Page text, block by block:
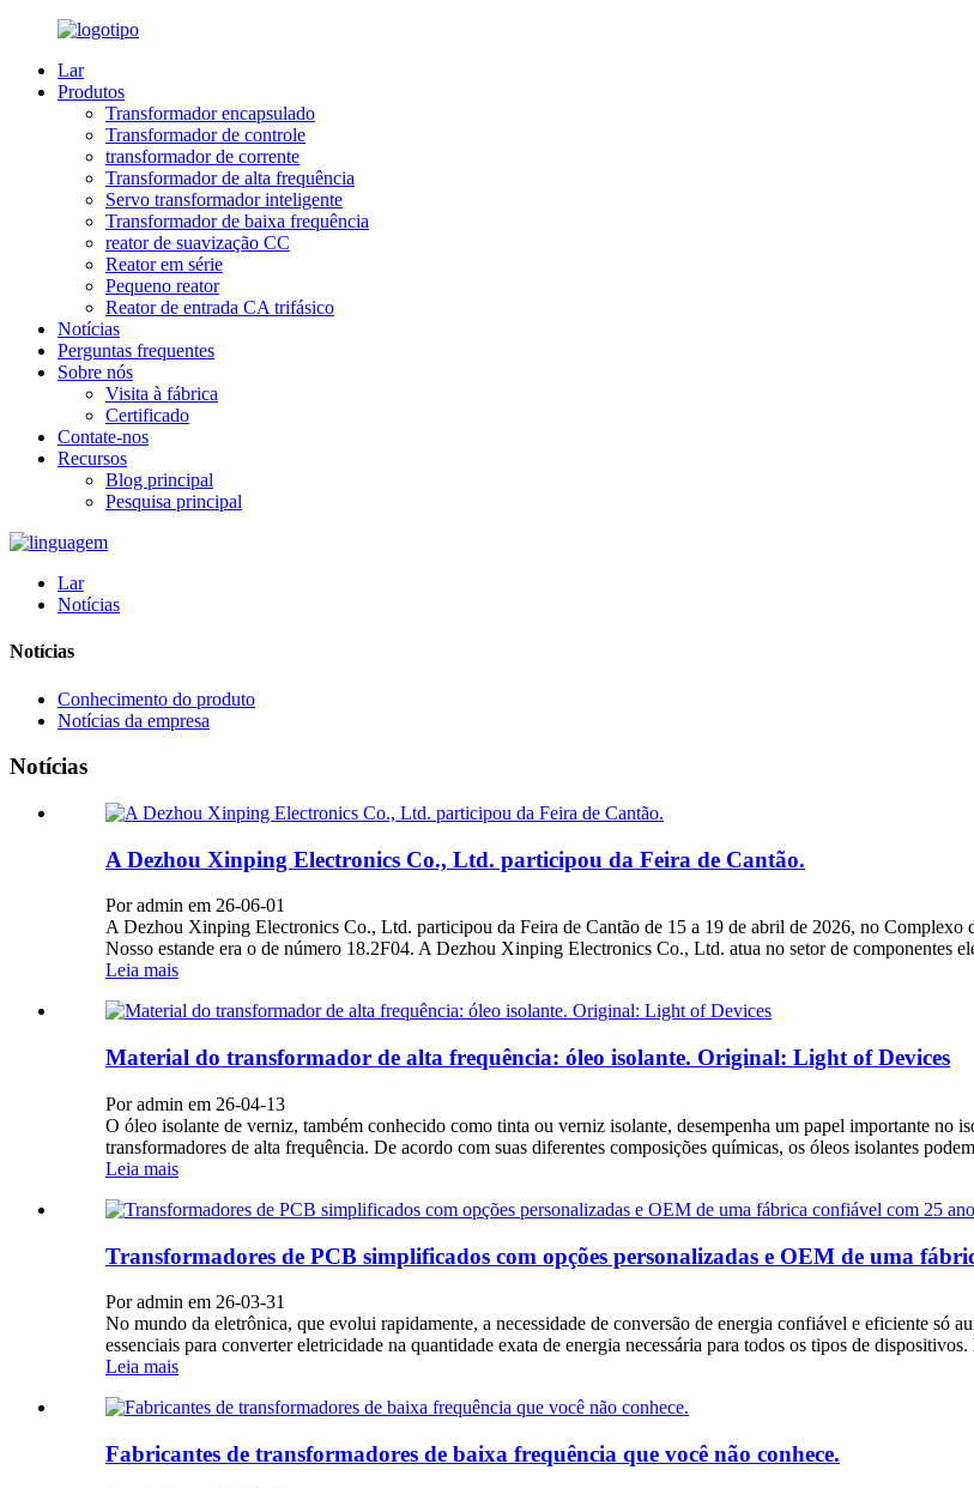
Lar
Produtos
Transformador encapsulado
Transformador de controle
transformador de corrente
Transformador de alta frequência
Servo transformador inteligente
Transformador de baixa frequência
reator de suavização CC
Reator em série
Pequeno reator
Reator de entrada CA trifásico
Notícias
Perguntas frequentes
Sobre nós
Visita à fábrica
Certificado
Contate-nos
Recursos
Blog principal
Pesquisa principal
Lar
Notícias
Notícias
Conhecimento do produto
Notícias da empresa
Notícias
A Dezhou Xinping Electronics Co., Ltd. participou da Feira de Cantão.
Por admin em 26-06-01
A Dezhou Xinping Electronics Co., Ltd. participou da Feira de Cantão de 15 a 19 de abril de 2026, no Complexo
Nosso estande era o de número 18.2F04. A Dezhou Xinping Electronics Co., Ltd. atua no setor de componentes
Leia mais
Material do transformador de alta frequência: óleo isolante. Original: Light of Devices
Por admin em 26-04-13
O óleo isolante de verniz, também conhecido como tinta ou verniz isolante, desempenha um papel importante no
transformadores de alta frequência. De acordo com suas diferentes composições químicas, os óleos isolantes
Leia mais
Transformadores de PCB simplificados com opções personalizadas e OEM de uma
Por admin em 26-03-31
No mundo da eletrônica, que evolui rapidamente, a necessidade de conversão de energia confiável e eficiente só
essenciais para converter eletricidade na quantidade exata de energia necessária para todos os tipos de
Leia mais
Fabricantes de transformadores de baixa frequência que você não conhece.